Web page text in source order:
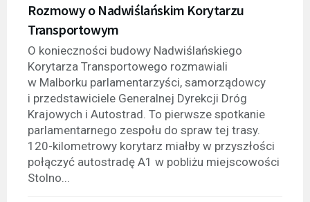
Rozmowy o Nadwiślańskim Korytarzu
Transportowym
O konieczności budowy Nadwiślańskiego
Korytarza Transportowego rozmawiali
w Malborku parlamentarzyści, samorządowcy
i przedstawiciele Generalnej Dyrekcji Dróg
Krajowych i Autostrad. To pierwsze spotkanie
parlamentarnego zespołu do spraw tej trasy.
120-kilometrowy korytarz miałby w przyszłości
połączyć autostradę A1 w pobliżu miejscowości
Stolno...